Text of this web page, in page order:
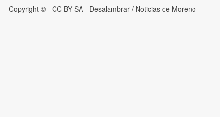
Copyright © - CC BY-SA - Desalambrar / Noticias de Moreno